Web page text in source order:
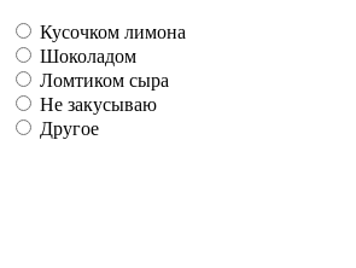
Кусочком лимона
Шоколадом
Ломтиком сыра
Не закусываю
Другое